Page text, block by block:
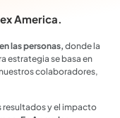
America.
las personas, donde la
estrategia se basa en
colaboradores,
resultados y el impacto